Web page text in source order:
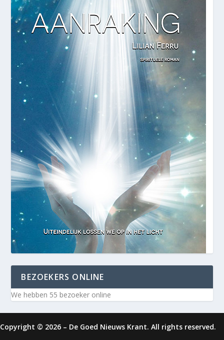
BEZOEKERS ONLINE
We hebben 55 bezoeker online
Copyright © 2026 – De Goed Nieuws Krant. All rights reserved.